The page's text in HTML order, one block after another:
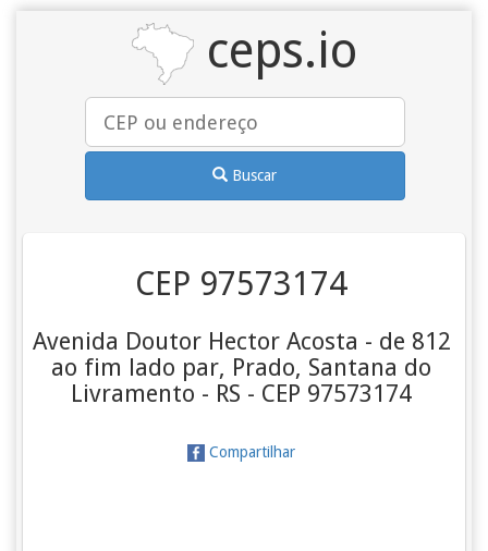
ceps.io
Buscar
CEP 97573174
Avenida Doutor Hector Acosta - de 812
ao fim lado par, Prado, Santana do
Livramento - RS - CEP 97573174
Compartilhar